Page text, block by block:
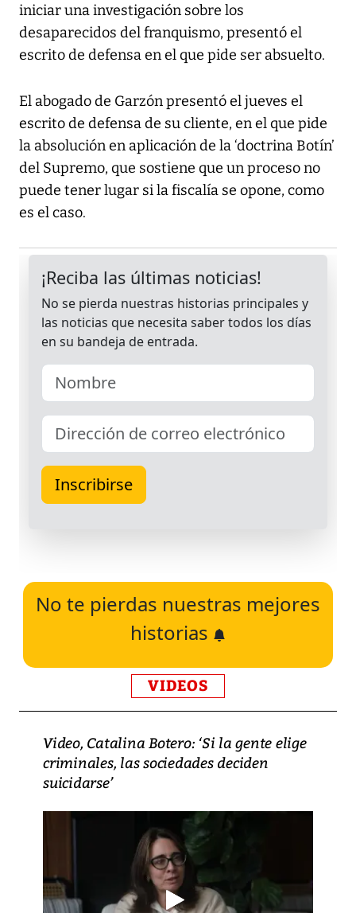
iniciar una investigación sobre los
desaparecidos del franquismo, presentó el
escrito de defensa en el que pide ser absuelto.
El abogado de Garzón presentó el jueves el
escrito de defensa de su cliente, en el que pide
la absolución en aplicación de la ‘doctrina Botín’
del Supremo, que sostiene que un proceso no
puede tener lugar si la fiscalía se opone, como
es el caso.
No te pierdas nuestras mejores
historias
VIDEOS
Video, Catalina Botero: ‘Si la gente elige
criminales, las sociedades deciden
suicidarse’